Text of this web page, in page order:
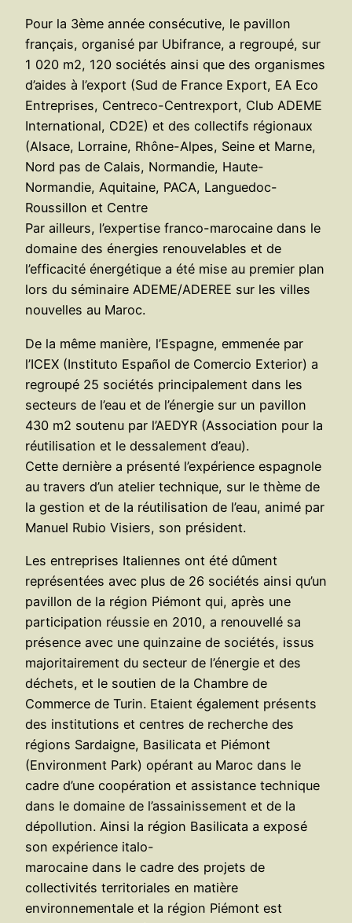
Pour la 3ème année consécutive, le pavillon
français, organisé par Ubifrance, a regroupé, sur
1 020 m2, 120 sociétés ainsi que des organismes
d’aides à l’export (Sud de France Export, EA Eco
Entreprises, Centreco-Centrexport, Club ADEME
International, CD2E) et des collectifs régionaux
(Alsace, Lorraine, Rhône-Alpes, Seine et Marne,
Nord pas de Calais, Normandie, Haute-
Normandie, Aquitaine, PACA, Languedoc-
Roussillon et Centre
Par ailleurs, l’expertise franco-marocaine dans le
domaine des énergies renouvelables et de
l’efficacité énergétique a été mise au premier plan
lors du séminaire ADEME/ADEREE sur les villes
nouvelles au Maroc.
De la même manière, l’Espagne, emmenée par
l’ICEX (Instituto Español de Comercio Exterior) a
regroupé 25 sociétés principalement dans les
secteurs de l’eau et de l’énergie sur un pavillon
430 m2 soutenu par l’AEDYR (Association pour la
réutilisation et le dessalement d’eau).
Cette dernière a présenté l’expérience espagnole
au travers d’un atelier technique, sur le thème de
la gestion et de la réutilisation de l’eau, animé par
Manuel Rubio Visiers, son président.
Les entreprises Italiennes ont été dûment
représentées avec plus de 26 sociétés ainsi qu’un
pavillon de la région Piémont qui, après une
participation réussie en 2010, a renouvellé sa
présence avec une quinzaine de sociétés, issus
majoritairement du secteur de l’énergie et des
déchets, et le soutien de la Chambre de
Commerce de Turin. Etaient également présents
des institutions et centres de recherche des
régions Sardaigne, Basilicata et Piémont
(Environment Park) opérant au Maroc dans le
cadre d’une coopération et assistance technique
dans le domaine de l’assainissement et de la
dépollution. Ainsi la région Basilicata a exposé
son expérience italo-
marocaine dans le cadre des projets de
collectivités territoriales en matière
environnementale et la région Piémont est